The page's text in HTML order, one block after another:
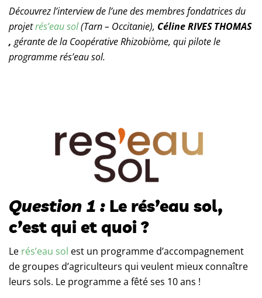
Découvrez l’interview de l’une des membres fondatrices du
projetrés’eau sol(Tarn – Occitanie), Céline RIVES THOMAS
, gérante de la Coopérative Rhizobiòme, qui pilote le
programme rés’eau sol.
Question 1 : Le rés’eau sol,
c’est qui et quoi ?
Le rés’eau sol est un programme d’accompagnement
de groupes d’agriculteurs qui veulent mieux connaître
leurs sols. Le programme a fêté ses 10 ans !